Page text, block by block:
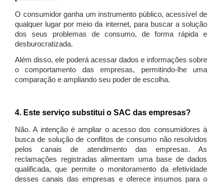
O consumidor ganha um instrumento público, acessível de
qualquer lugar por meio da internet, para buscar a solução
dos seus problemas de consumo, de forma rápida e
desburocratizada.
Além disso, ele poderá acessar dados e informações sobre
o comportamento das empresas, permitindo-lhe uma
comparação e ampliando seu poder de escolha.
4. Este serviço substitui o SAC das empresas?
Não. A intenção é ampliar o acesso dos consumidores à
busca de solução de conflitos de consumo não resolvidos
pelos canais de atendimento das empresas. As
reclamações registradas alimentam uma base de dados
qualificada, que permite o monitoramento da efetividade
desses canais das empresas e oferece insumos para o